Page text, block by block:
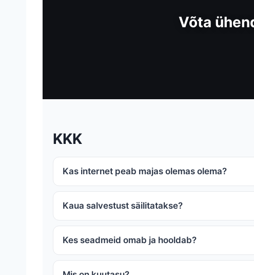
Võta
KKK
Kas internet peab majas olemas olema?
Kaua salvestust säilitatakse?
Kes seadmeid omab ja hooldab?